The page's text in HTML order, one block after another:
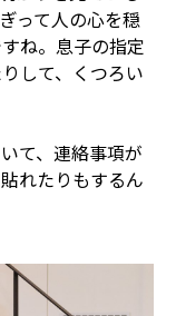
って人の心を穏
ね。息子の指定
して、くつろい
て、連絡事項が
れたりもするん